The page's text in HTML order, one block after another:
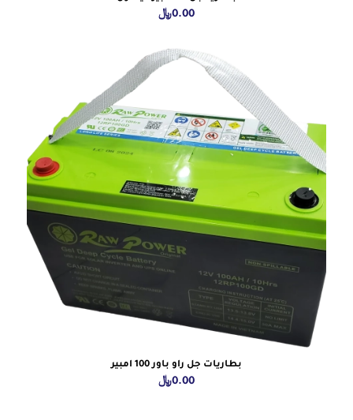
0.00﷼
بطاريات جل راو باور 100 امبير
0.00﷼